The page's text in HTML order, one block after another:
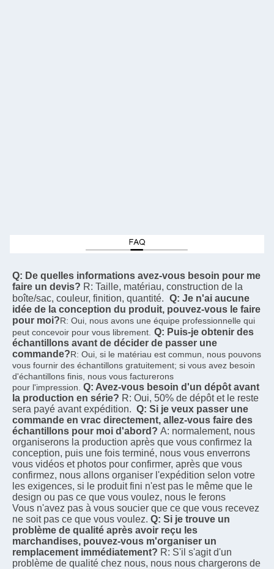
Q: De quelles informations avez-vous besoin pour me
faire un devis? R: Taille, matériau, construction de la
boîte/sac, couleur, finition, quantité. Q: Je n'ai aucune
idée de la conception du produit, pouvez-vous le faire
pour moi?R: Oui, nous avons une équipe professionnelle qui
peut concevoir pour vous librement. Q: Puis-je obtenir des
échantillons avant de décider de passer une
commande?R: Oui, si le matériau est commun, nous pouvons
vous fournir des échantillons gratuitement; si vous avez besoin
d'échantillons finis, nous vous facturerons
pour l'impression. Q: Avez-vous besoin d'un dépôt avant
la production en série? R: Oui, 50% de dépôt et le reste
sera payé avant expédition. Q: Si je veux passer une
commande en vrac directement, allez-vous faire des
échantillons pour moi d'abord? A: normalement, nous
organiserons la production après que vous confirmez la
conception, puis une fois terminé, nous vous enverrons
vous vidéos et photos pour confirmer, après que vous
confirmez, nous allons organiser l'expédition selon votre
les exigences, si le produit fini n'est pas le même que le
design ou pas ce que vous voulez, nous le ferons
Vous n'avez pas à vous soucier que ce que vous recevez
ne soit pas ce que vous voulez. Q: Si je trouve un
problème de qualité après avoir reçu les
marchandises, pouvez-vous m'organiser un
remplacement immédiatement? R: S'il s'agit d'un
problème de qualité chez nous, nous nous chargerons de